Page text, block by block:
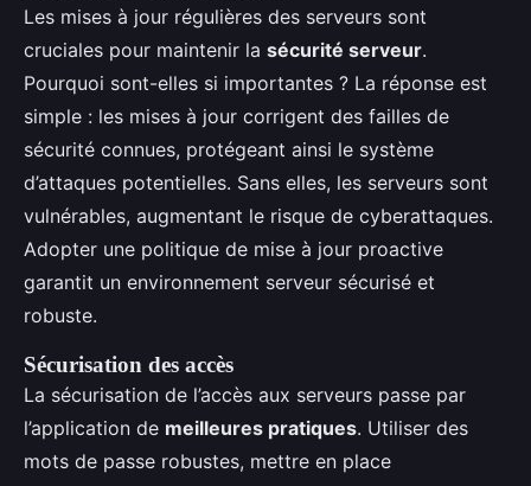
Les mises à jour régulières des serveurs sont
cruciales pour maintenir la sécurité serveur.
Pourquoi sont-elles si importantes ? La réponse est
simple : les mises à jour corrigent des failles de
sécurité connues, protégeant ainsi le système
d’attaques potentielles. Sans elles, les serveurs sont
vulnérables, augmentant le risque de cyberattaques.
Adopter une politique de mise à jour proactive
garantit un environnement serveur sécurisé et
robuste.
Sécurisation des accès
La sécurisation de l’accès aux serveurs passe par
l’application de meilleures pratiques. Utiliser des
mots de passe robustes, mettre en place